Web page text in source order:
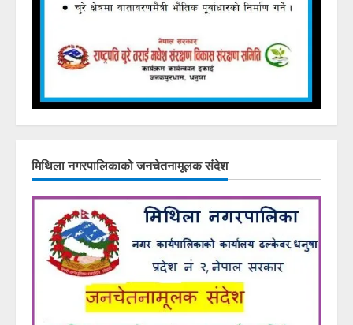
मिथिला नगरपालिकाको जनचेतनामूलक संदेश